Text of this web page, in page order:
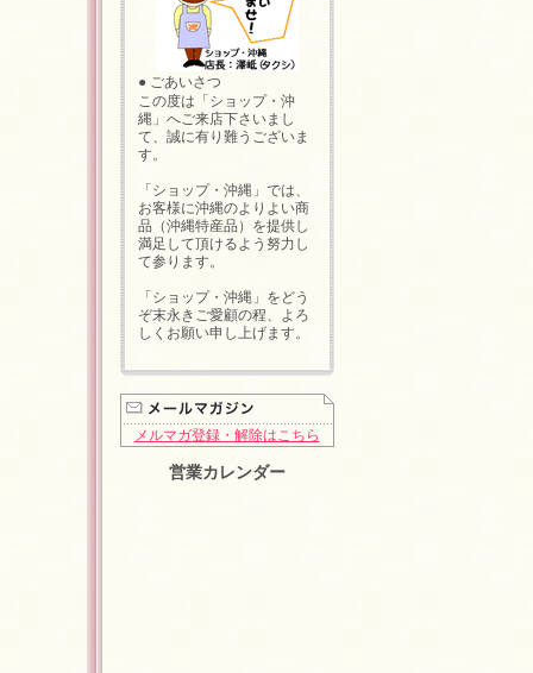
● ごあいさつ
この度は「ショップ・沖
縄」へご来店下さいまし
て、誠に有り難うございま
す。
「ショップ・沖縄」では、
お客様に沖縄のよりよい商
品（沖縄特産品）を提供し
満足して頂けるよう努力し
て参ります。
「ショップ・沖縄」をどう
ぞ末永きご愛顧の程、よろ
しくお願い申し上げます。
メルマガ登録・解除はこちら
営業カレンダー